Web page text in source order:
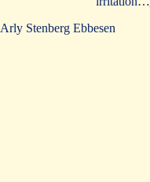
Arly Stenberg Ebbesen